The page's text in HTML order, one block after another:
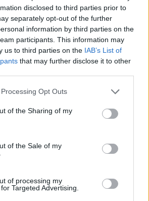
disclosed to third parties prior to
separately opt-out of the further
information by third parties on the
participants. This information may
us to third parties on the IAB’s List of
that may further disclose it to other
Opt Outs
of the Sharing of my
of the Sale of my
of processing my
Targeted Advertising.
kunkin paikkakunnan uusimmat
lukijoidemme, meille lähettämiä.
paikkakuntakohtaisilta sivuilta.